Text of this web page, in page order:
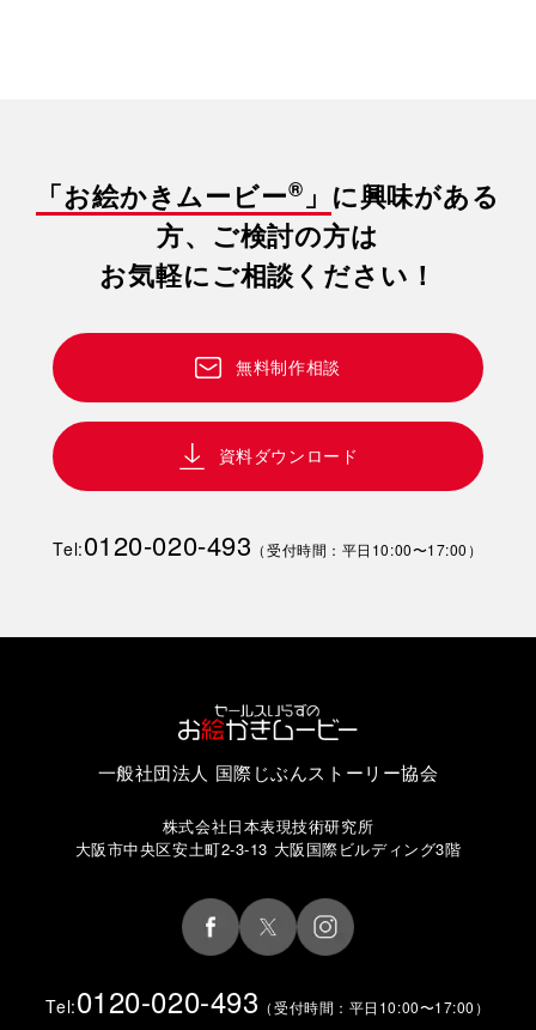
「お絵かきムービー® 」 に興味がある
方、ご検討の方は
お気軽にご相談ください！
無料制作相談
資料ダウンロード
Tel:0120-020-493 （受付時間：平日10:00〜17:00）
一般社団法人 国際じぶんストーリー協会
株式会社日本表現技術研究所
大阪市中央区安土町2-3-13 大阪国際ビルディング3階
Tel:0120-020-493 （受付時間：平日10:00〜17:00）